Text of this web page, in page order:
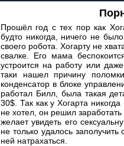
Прошёл год с тех пор как
будто никогда, ничего не
своего робота. Хогарту не
свалке. Его мама
устроится на работу или
таки нашел причину
конденсатор в блоке
работал Билл, была такая
30$. Так как у Хогарта
не хотел, он решил
желает увидеть его
не только удалось
ней натрахаться.